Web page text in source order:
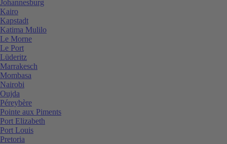
Johannesburg
Kairo
Kapstadt
Katima Mulilo
Le Morne
Le Port
Lüderitz
Marrakesch
Mombasa
Nairobi
Oujda
Péreybère
Pointe aux Piments
Port Elizabeth
Port Louis
Pretoria